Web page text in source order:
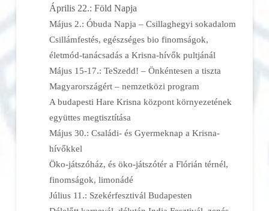
Április 22.: Föld Napja
Május 2.: Óbuda Napja – Csillaghegyi sokadalom
Csillámfestés, egészséges bio finomságok,
életmód-tanácsadás a Krisna-hívők pultjánál
Május 15-17.: TeSzedd! – Önkéntesen a tiszta
Magyarországért – nemzetközi program
A budapesti Hare Krisna központ környezetének
együttes megtisztítása
Május 30.: Családi- és Gyermeknap a Krisna-
hívőkkel
Öko-játszóház, és öko-játszótér a Flórián térnél,
finomságok, limonádé
Július 11.: Szekérfesztivál Budapesten